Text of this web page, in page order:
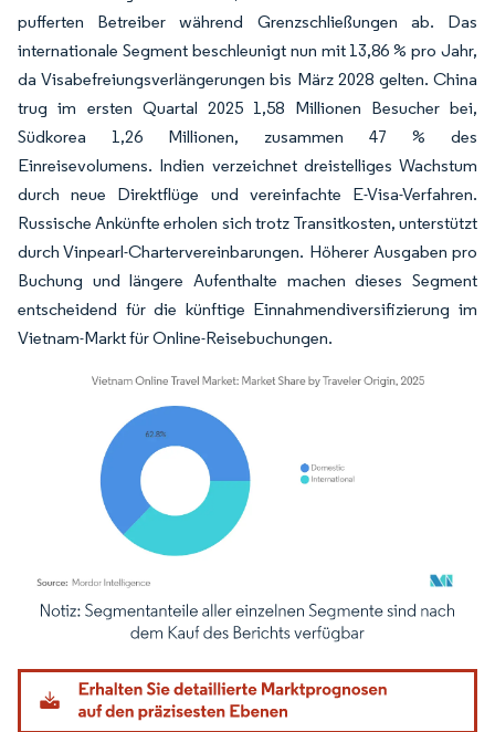
pufferten Betreiber während Grenzschließungen ab. Das
internationale Segment beschleunigt nun mit 13,86 % pro Jahr,
da Visabefreiungsverlängerungen bis März 2028 gelten. China
trug im ersten Quartal 2025 1,58 Millionen Besucher bei,
Südkorea 1,26 Millionen, zusammen 47 % des
Einreisevolumens. Indien verzeichnet dreistelliges Wachstum
durch neue Direktflüge und vereinfachte E-Visa-Verfahren.
Russische Ankünfte erholen sich trotz Transitkosten, unterstützt
durch Vinpearl-Chartervereinbarungen. Höherer Ausgaben pro
Buchung und längere Aufenthalte machen dieses Segment
entscheidend für die künftige Einnahmendiversifizierung im
Vietnam-Markt für Online-Reisebuchungen.
Bild © Mordor Intelligence. Wiederverwendung erfordert Namensnennung